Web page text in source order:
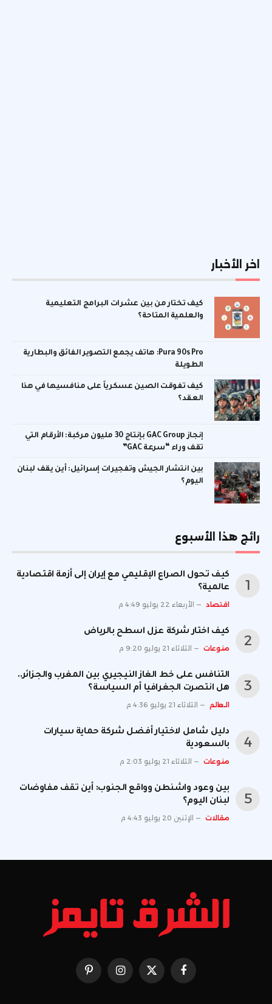
اخر الأخبار
كيف تختار من بين عشرات البرامج التعليمية
والعلمية المتاحة؟
Pura 90s Pro: هاتف يجمع التصوير الفائق والبطارية
الطويلة
كيف تفوقت الصين عسكرياً على منافسيها في هذا
العقد؟
إنجاز GAC Group بإنتاج 30 مليون مركبة: الأرقام التي
تقف وراء “سرعة GAC”
بين انتشار الجيش وتفجيرات إسرائيل: أين يقف لبنان
اليوم؟
رائج هذا الأسبوع
كيف تحول الصراع الإقليمي مع إيران إلى أزمة اقتصادية
عالمية؟
اقتصاد الأربعاء 22 يوليو 4:49 م
كيف اختار شركة عزل اسطح بالرياض
منوعات الثلاثاء 21 يوليو 9:20 م
التنافس على خط الغاز النيجيري بين المغرب والجزائر..
هل انتصرت الجغرافيا أم السياسة؟
العالم الثلاثاء 21 يوليو 4:36 م
دليل شامل لاختيار أفضل شركة حماية سيارات
بالسعودية
منوعات الثلاثاء 21 يوليو 2:03 م
بين وعود واشنطن وواقع الجنوب: أين تقف مفاوضات
لبنان اليوم؟
مقالات الإثنين 20 يوليو 4:43 م
فيسبوك X
(Twitter)
الانستغرامبينتيريست